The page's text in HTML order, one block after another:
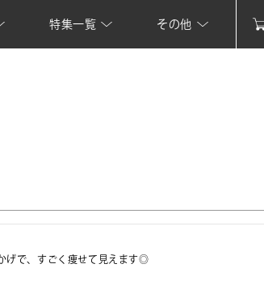
特集一覧 その他
げで、すごく痩せて見えます◎